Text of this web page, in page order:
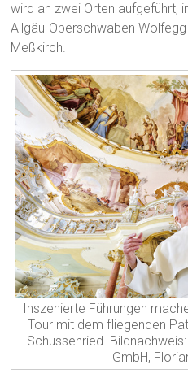
wird an zwei Orten aufgeführt,
Allgäu-Oberschwaben
Meßkirch.
Inszenierte Führungen
Tour mit dem fliegenden
Schussenried.
GmbH,